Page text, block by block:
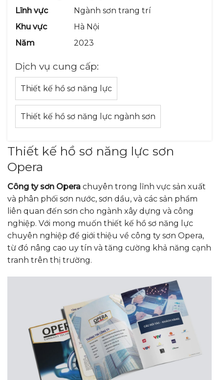
Lĩnh vực
Ngành sơn trang trí
Khu vực
Hà Nội
Năm
2023
Dịch vụ cung cấp:
Thiết kế hồ sơ năng lực
Thiết kế hồ sơ năng lực ngành sơn
Thiết kế hồ sơ năng lực sơn
Opera
Công ty sơn Opera chuyên trong lĩnh vực sản xuất
và phân phối sơn nước, sơn dầu, và các sản phẩm
liên quan đến sơn cho ngành xây dựng và công
nghiệp. Với mong muốn thiết kế hồ sơ năng lực
chuyên nghiệp để giới thiệu về công ty sơn Opera,
từ đó nâng cao uy tín và tăng cường khả năng cạnh
tranh trên thị trường.